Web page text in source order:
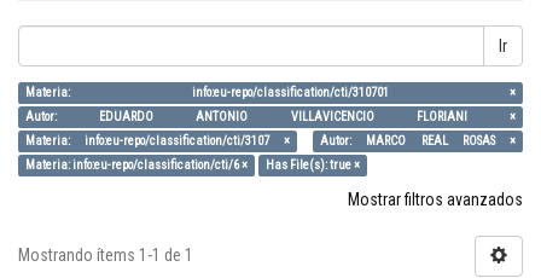
Ir
Materia: info:eu-repo/classification/cti/310701 ×
Autor: EDUARDO ANTONIO VILLAVICENCIO FLORIANI ×
Materia: info:eu-repo/classification/cti/3107 ×
Autor: MARCO REAL ROSAS ×
Materia: info:eu-repo/classification/cti/6 ×
Has File(s): true ×
Mostrar filtros avanzados
Mostrando ítems 1-1 de 1